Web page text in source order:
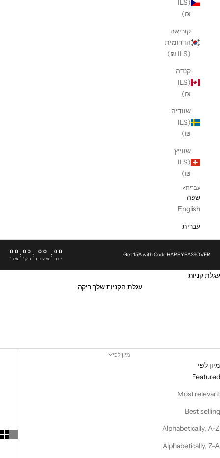
(ILS
₪)
קוריאה
הדרומית
(ILS ₪)
קנדה
(ILS
₪)
שוודיה
(ILS
₪)
שווייץ
(ILS
₪)
עברית
שפה
English
עברית
Get 15% with Code HAPPYPASSOVER
00
יום :
00
שעות :
00
דק':
00
שנ'
עגלת קניות
עגלת הקניות שלך ריקה
מיון לפי
מיון לפי
Featured
Most relevant
Best selling
Alphabetically, A-Z
Alphabetically, Z-A